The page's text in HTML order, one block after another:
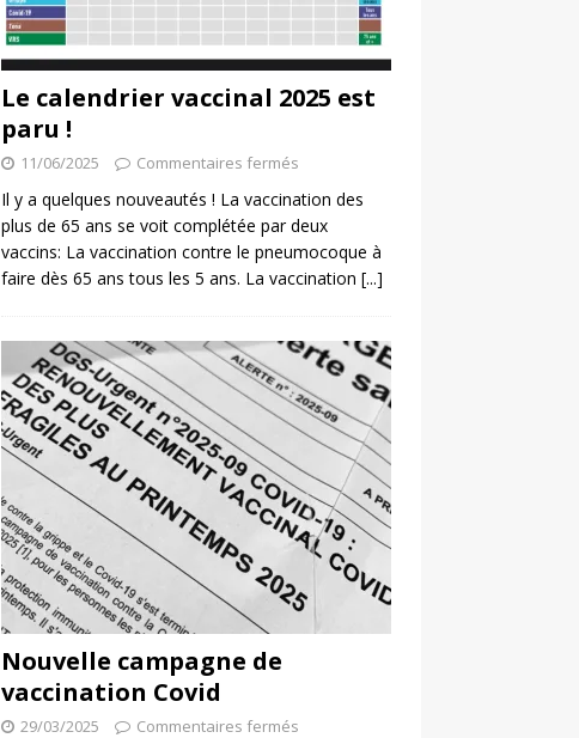
Le calendrier vaccinal 2025 est
paru !
11/06/2025 Commentaires fermés
Il y a quelques nouveautés ! La vaccination des
plus de 65 ans se voit complétée par deux
vaccins: La vaccination contre le pneumocoque à
faire dès 65 ans tous les 5 ans. La vaccination [...]
Nouvelle campagne de
vaccination Covid
29/03/2025 Commentaires fermés